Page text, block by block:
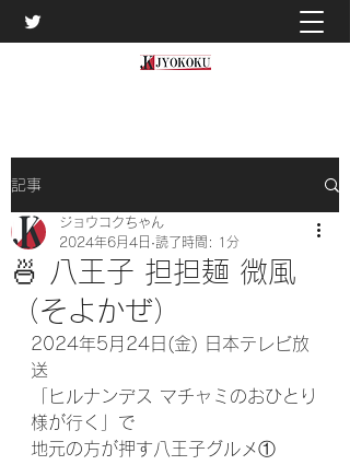
記事
🍜 八王子 担担麺 微風
（そよかぜ）
ジョウコクちゃん
2024年6月4日 読了時間: 1分
2024年5月24日(金) 日本テレビ放
送
「ヒルナンデス マチャミのおひとり
様が行く」で
地元の方が押す八王子グルメ①